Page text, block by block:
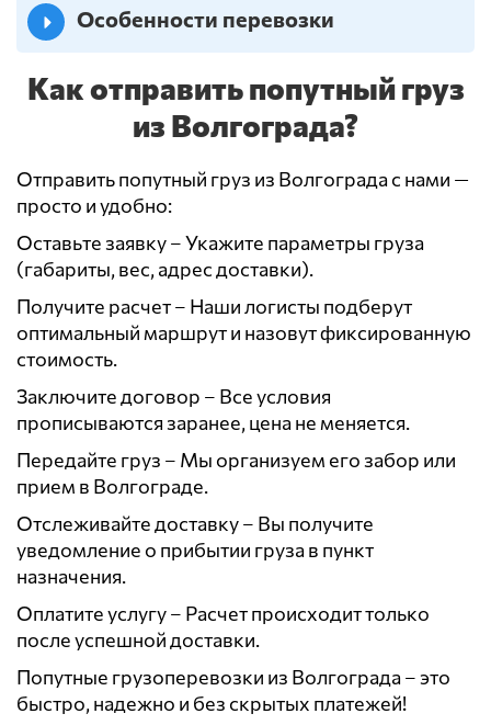
Особенности перевозки
Как отправить попутный груз
из Волгограда?
Отправить попутный груз из Волгограда с нами —
просто и удобно:
Оставьте заявку – Укажите параметры груза
(габариты, вес, адрес доставки).
Получите расчет – Наши логисты подберут
оптимальный маршрут и назовут фиксированную
стоимость.
Заключите договор – Все условия
прописываются заранее, цена не меняется.
Передайте груз – Мы организуем его забор или
прием в Волгограде.
Отслеживайте доставку – Вы получите
уведомление о прибытии груза в пункт
назначения.
Оплатите услугу – Расчет происходит только
после успешной доставки.
Попутные грузоперевозки из Волгограда – это
быстро, надежно и без скрытых платежей!